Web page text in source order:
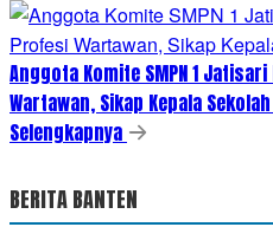
Anggota Komite SMPN 1
Wartawan, Sikap Kepala
Selengkapnya
BERITA BANTEN